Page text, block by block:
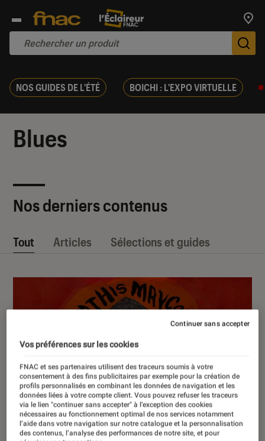
NOS GUIDES DE L'ÉTÉ BOICHI : L'EXPO VIRTUELLE
Blues
Nos derniers contenus
Tout Articles Sélections et guides
Vos préférences sur les cookies
FNAC et ses partenaires utilisent des traceurs soumis à votre
consentement à des fins publicitaires par exemple pour la création de
profils personnalisés en combinant les données de navigation et les
données liées à votre compte client. Vous pouvez refuser les traceurs
via le lien "continuer sans accepter" à l’exception des cookies
nécessaires au fonctionnement optimal de nos services notamment
l’aide dans votre navigation sur notre catalogue et la personnalisation
des contenus, l’analyse des performances de notre site, et pour
Continuer sans accepter